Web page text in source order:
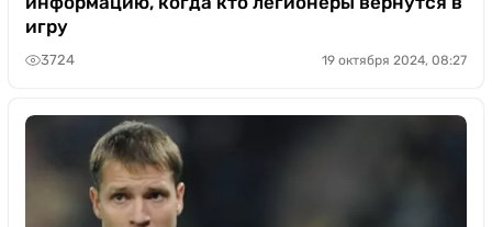
игру
3724 19 октября 2024, 08:27